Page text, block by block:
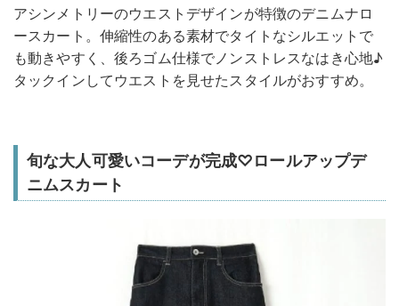
アシンメトリーのウエストデザインが特徴のデニムナロ
ースカート。伸縮性のある素材でタイトなシルエットで
も動きやすく、後ろゴム仕様でノンストレスなはき心地♪
タックインしてウエストを見せたスタイルがおすすめ。
旬な大人可愛いコーデが完成♡ロールアップデ
ニムスカート